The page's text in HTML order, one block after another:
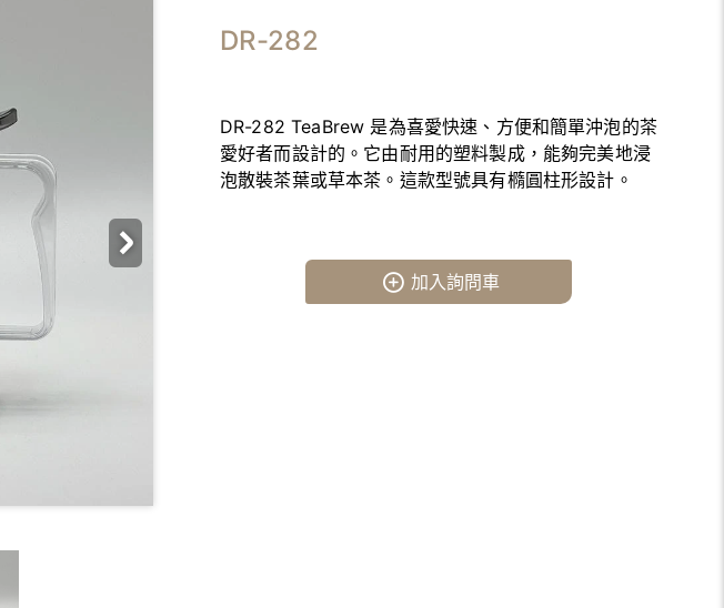
DR-282
DR-282 TeaBrew 是為喜愛快速、方便和簡單沖泡的茶
愛好者而設計的。它由耐用的塑料製成，能夠完美地浸
泡散裝茶葉或草本茶。這款型號具有橢圓柱形設計。
加入詢問車